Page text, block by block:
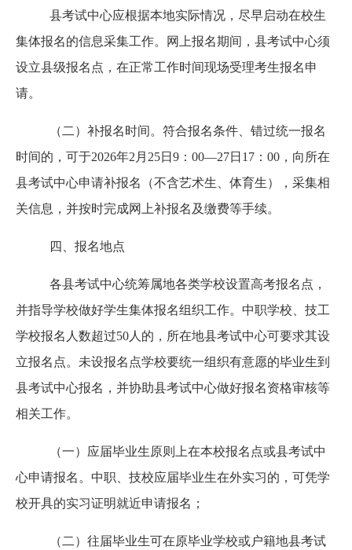
县考试中心应根据本地实际情况，尽早启动在校生
集体报名的信息采集工作。网上报名期间，县考试中心须
设立县级报名点，在正常工作时间现场受理考生报名申
请。
（二）补报名时间。符合报名条件、错过统一报名
时间的，可于2026年2月25日9：00—27日17：00，向所在
县考试中心申请补报名（不含艺术生、体育生），采集相
关信息，并按时完成网上补报名及缴费等手续。
四、报名地点
各县考试中心统筹属地各类学校设置高考报名点，
并指导学校做好学生集体报名组织工作。中职学校、技工
学校报名人数超过50人的，所在地县考试中心可要求其设
立报名点。未设报名点学校要统一组织有意愿的毕业生到
县考试中心报名，并协助县考试中心做好报名资格审核等
相关工作。
（一）应届毕业生原则上在本校报名点或县考试中
心申请报名。中职、技校应届毕业生在外实习的，可凭学
校开具的实习证明就近申请报名；
（二）往届毕业生可在原毕业学校或户籍地县考试